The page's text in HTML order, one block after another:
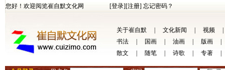
您好！欢迎阅览崔自默文化网 [登录][注册] 忘记密码？
关于崔自默 文化新闻 视频
书法
国画 油画 版画
散文
随笔 诗歌 专著